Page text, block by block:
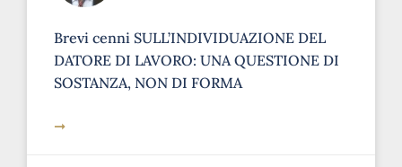
Brevi cenni SULL’INDIVIDUAZIONE DEL
DATORE DI LAVORO: UNA QUESTIONE DI
SOSTANZA, NON DI FORMA
➞